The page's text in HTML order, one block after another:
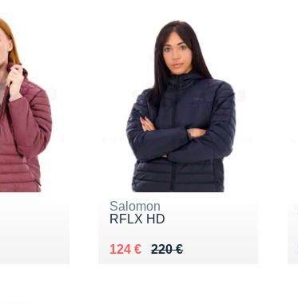
€
Salomon
RFLX HD
220 €
Au lieu de 220 €
124 €
Vendu 124 €